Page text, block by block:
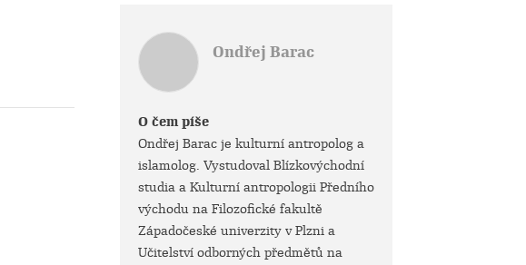
Ondřej Barac
O čem píše
Ondřej Barac je kulturní antropolog a
islamolog. Vystudoval Blízkovýchodní
studia a Kulturní antropologii Předního
východu na Filozofické fakultě
Západočeské univerzity v Plzni a
Učitelství odborných předmětů na